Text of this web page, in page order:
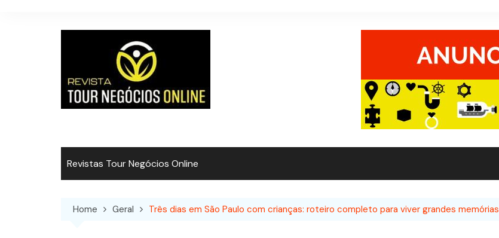
Revistas Tour Negócios Online
Home Geral Três dias em São Paulo com crianças: roteiro completo para viver grandes memórias